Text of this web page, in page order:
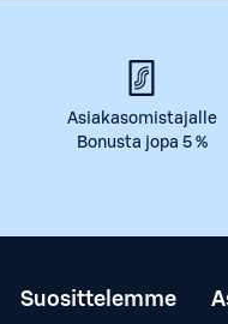
Asiakasomistajalle
Bonusta jopa 5 %
Suosittelemme